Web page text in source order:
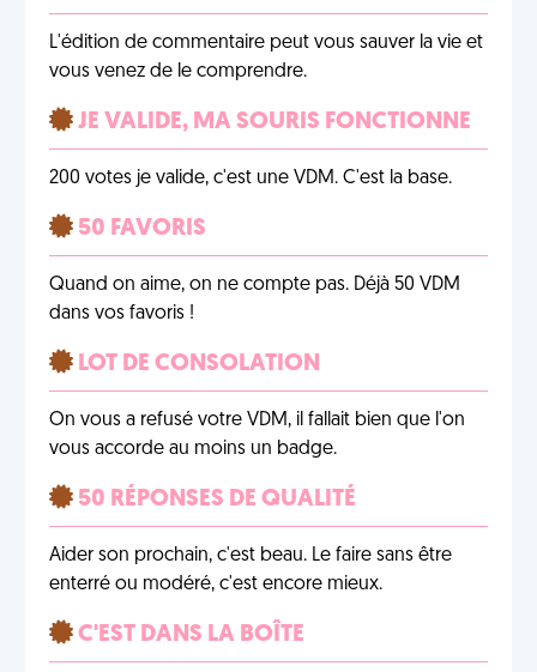
L'édition de commentaire peut vous sauver la vie et
vous venez de le comprendre.
JE VALIDE, MA SOURIS FONCTIONNE
200 votes je valide, c'est une VDM. C'est la base.
50 FAVORIS
Quand on aime, on ne compte pas. Déjà 50 VDM
dans vos favoris !
LOT DE CONSOLATION
On vous a refusé votre VDM, il fallait bien que l'on
vous accorde au moins un badge.
50 RÉPONSES DE QUALITÉ
Aider son prochain, c'est beau. Le faire sans être
enterré ou modéré, c'est encore mieux.
C'EST DANS LA BOÎTE